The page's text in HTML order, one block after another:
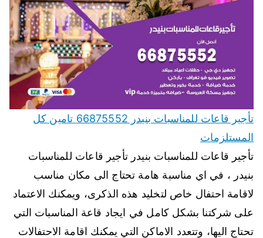
تأجير قاعات للمناسبات بنيدر 66875552 تامين كل
المستلزمات
تأجير قاعات للمناسبات بنيدر تأجير قاعات للمناسبات
بنيدر ، في اي مناسبة هامة تحتاج الى مكان مناسب
لاقامة احتفال خاص لتخليد هذه الذكرى، ويمكنك الاعتماد
على شركتنا بشكل كامل في ايجاد قاعة المناسبات التي
تحتاج اليها، وتتعدد الاماكن التي يمكنك اقامة الاحتفالات